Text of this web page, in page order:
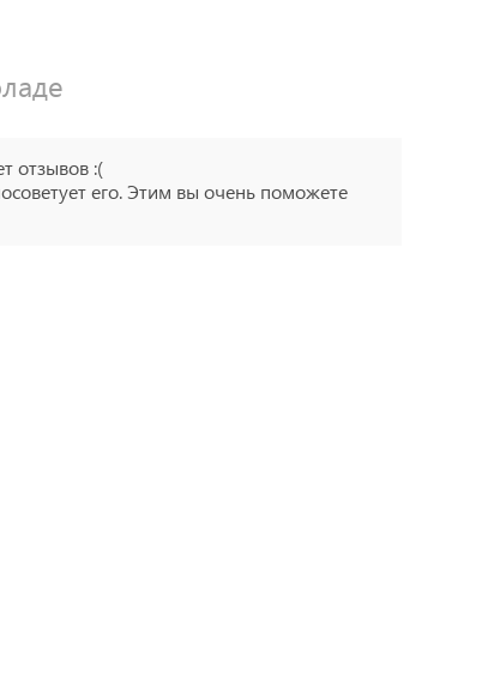
отзывов :(
его. Этим вы очень поможете